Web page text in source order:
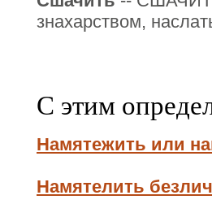
знахарством,
С этим
Намятежить или
Намятелить